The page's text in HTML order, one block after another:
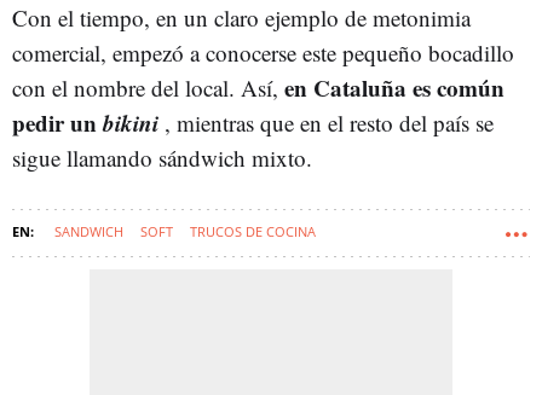
Con el tiempo, en un claro ejemplo de metonimia
comercial, empezó a conocerse este pequeño bocadillo
con el nombre del local. Así, en Cataluña es común
pedir unbikini , mientras que en el resto del país se
sigue llamando sándwich mixto.
SANDWICH SOFT TRUCOS DE COCINA